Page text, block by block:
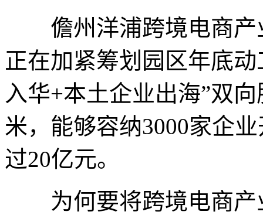
儋州洋浦跨境电商产
正在加紧筹划园区年底
入华+本土企业出海”双
米，能够容纳3000家企
过20亿元。
为何要将跨境电商产